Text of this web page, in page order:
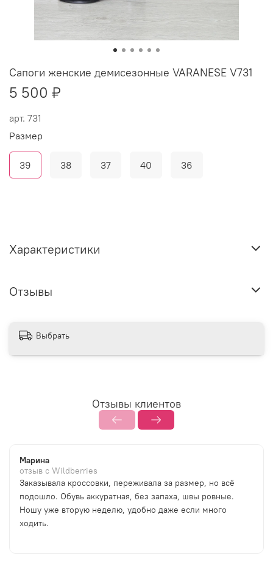
арт. 731
Сапоги женские демисезонные VARANESE V731
5 500 ₽
Размер
39 38 37 40 36
Характеристики
Отзывы
Выбрать
Отзывы клиентов
Марина
отзыв с Wildberries
Заказывала кроссовки, переживала за размер, но всё
подошло. Обувь аккуратная, без запаха, швы ровные.
Ношу уже вторую неделю, удобно даже если много
ходить.